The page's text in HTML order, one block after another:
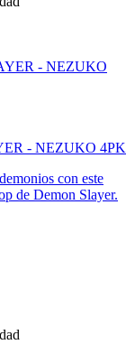
- NEZUKO 4PK
con este
de Demon Slayer.